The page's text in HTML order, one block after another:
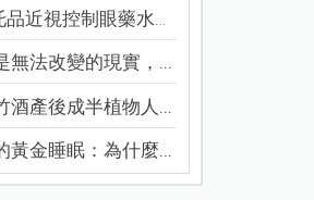
近視控制眼藥水納...
無法改變的現實，...
酒產後成半植物人...
黃金睡眠：為什麼...